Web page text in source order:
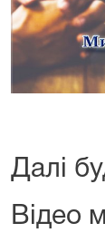
Далі
Відео